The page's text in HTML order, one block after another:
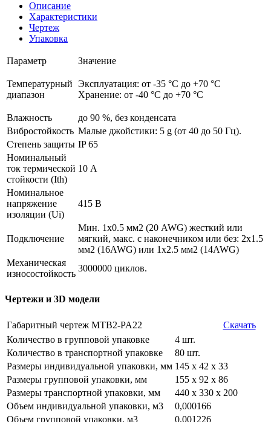
Описание
Характеристики
Чертеж
Упаковка
Параметр Значение
Температурный
диапазон
Эксплуатация: от -35 °C до +70 °C
Хранение: от -40 °C до +70 °C
Влажность
до 90 %, без конденсата
Вибростойкость Малые джойстики: 5 g (от 40 до 50 Гц).
Степень защиты IP 65
Номинальный
ток термической
стойкости (Ith)
10 А
Номинальное
напряжение
изоляции (Ui)
415 В
Подключение
Мин. 1х0.5 мм2 (20 AWG) жесткий или
мягкий, макс. c наконечником или без: 2х1.5
мм2 (16AWG) или 1х2.5 мм2 (14AWG)
Механическая
износостойкость
3000000 циклов.
Чертежи и 3D модели
Габаритный чертеж MTB2-PA22
Скачать
Количество в групповой упаковке
4 шт.
Количество в транспортной упаковке
80 шт.
Размеры индивидуальной упаковки, мм 145 х 42 х 33
Размеры групповой упаковки, мм
155 х 92 х 86
Размеры транспортной упаковки, мм
440 х 330 х 200
Объем индивидуальной упаковки, м3
0,000166
Объем групповой упаковки, м3
0,001226